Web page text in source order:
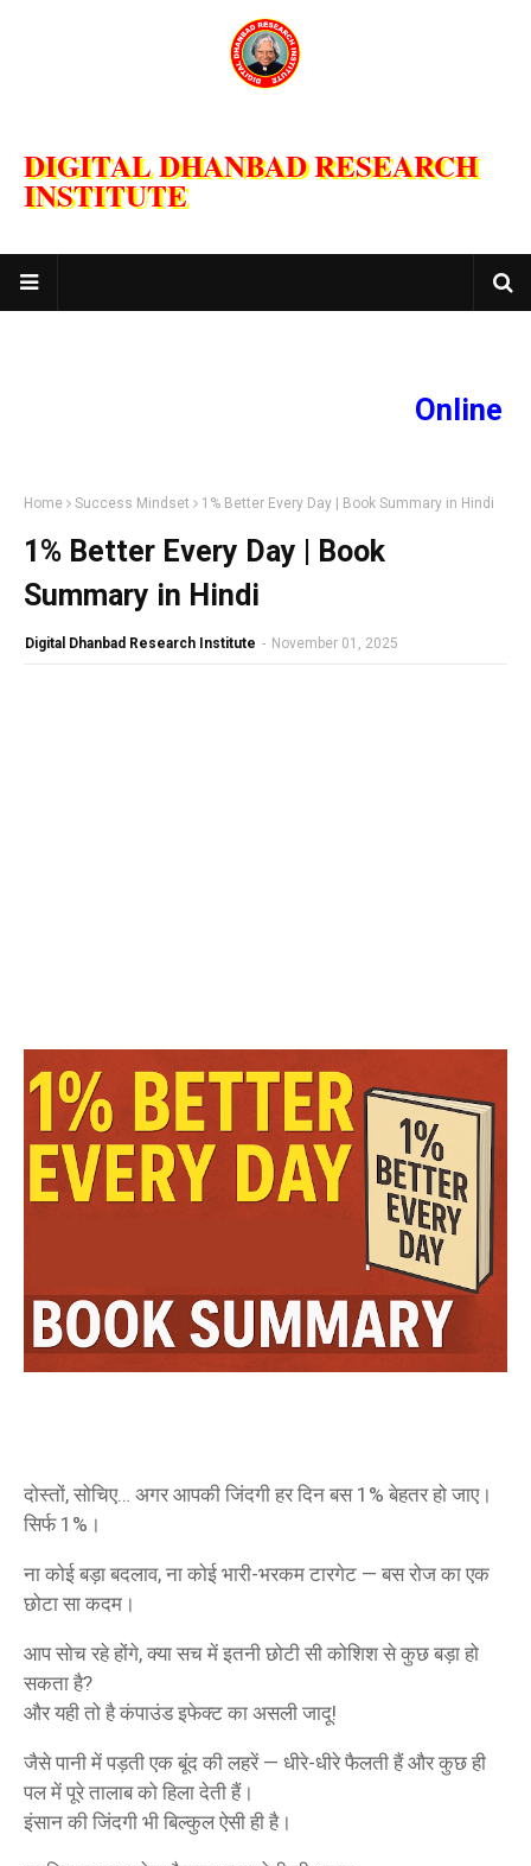
DIGITAL DHANBAD RESEARCH
INSTITUTE
Online
Home Success Mindset 1% Better Every Day | Book Summary in Hindi
1% Better Every Day | Book
Summary in Hindi
Digital Dhanbad Research Institute - November 01, 2025
दोस्तों, सोचिए… अगर आपकी जिंदगी हर दिन बस 1% बेहतर हो जाए।
सिर्फ 1%।
ना कोई बड़ा बदलाव, ना कोई भारी-भरकम टारगेट — बस रोज का एक
छोटा सा कदम।
आप सोच रहे होंगे, क्या सच में इतनी छोटी सी कोशिश से कुछ बड़ा हो
सकता है?
और यही तो है कंपाउंड इफेक्ट का असली जादू!
जैसे पानी में पड़ती एक बूंद की लहरें — धीरे-धीरे फैलती हैं और कुछ ही
पल में पूरे तालाब को हिला देती हैं।
इंसान की जिंदगी भी बिल्कुल ऐसी ही है।